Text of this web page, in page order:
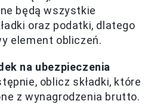
będą wszystkie
oraz podatki, dlatego
element obliczeń.
na ubezpieczenia
oblicz składki, które
z wynagrodzenia brutto.